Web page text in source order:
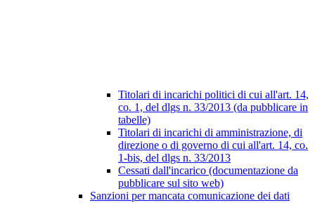
Titolari di incarichi politici di cui all'art. 14,
co. 1, del dlgs n. 33/2013 (da pubblicare in
tabelle)
Titolari di incarichi di amministrazione, di
direzione o di governo di cui all'art. 14, co.
1-bis, del dlgs n. 33/2013
Cessati dall'incarico (documentazione da
pubblicare sul sito web)
Sanzioni per mancata comunicazione dei dati